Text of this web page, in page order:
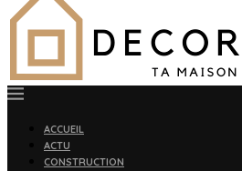
ACCUEIL
ACTU
CONSTRUCTION